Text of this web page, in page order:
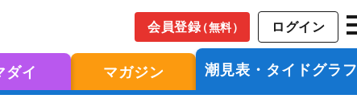
会員登録（無料） ログイン
ダイ マガジン 潮見表・タイドグラフ